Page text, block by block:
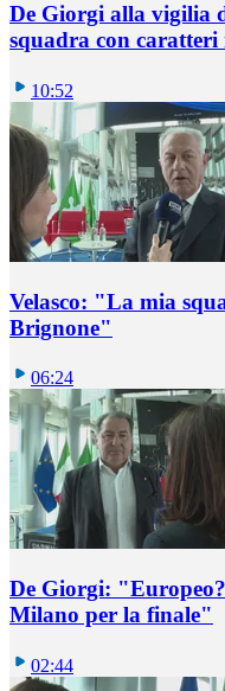
De Giorgi alla vigilia
squadra con
10:52
Velasco: "La mia
Brignone"
06:24
De Giorgi:
Milano per la finale"
02:44